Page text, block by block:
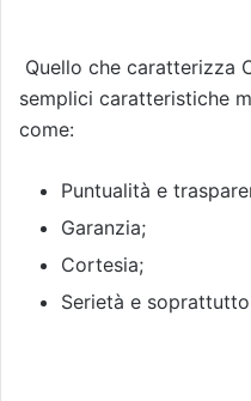
Quello che caratterizza
semplici caratteristiche
come:
Puntualità e
Garanzia;
Cortesia;
Serietà e